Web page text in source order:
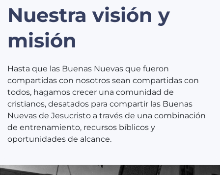
Nuestra visión y
misión
Hasta que las Buenas Nuevas que fueron
compartidas con nosotros sean compartidas con
todos, hagamos crecer una comunidad de
cristianos, desatados para compartir las Buenas
Nuevas de Jesucristo a través de una combinación
de entrenamiento, recursos bíblicos y
oportunidades de alcance.